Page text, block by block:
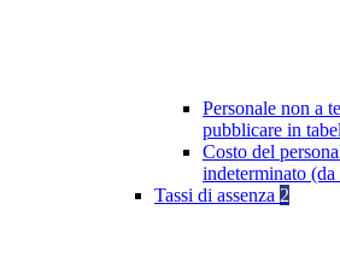
Personale non a
pubblicare in
Costo del
indeterminato
Tassi di assenza 2